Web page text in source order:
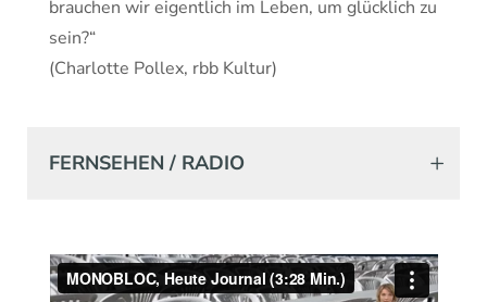
brauchen wir eigentlich im Leben, um glücklich zu
sein?“
(Charlotte Pollex, rbb Kultur)
FERNSEHEN / RADIO